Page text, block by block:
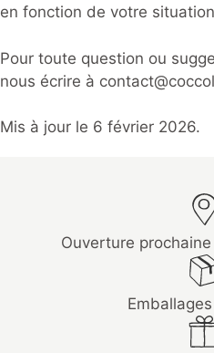
en fonction de votre
Pour toute question ou
nous écrire à
Mis à jour le 6 février 2026.
Ouverture